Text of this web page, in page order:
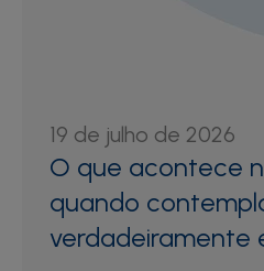
19 de julho de 2026
O que acontece
quando
verdadeiramente